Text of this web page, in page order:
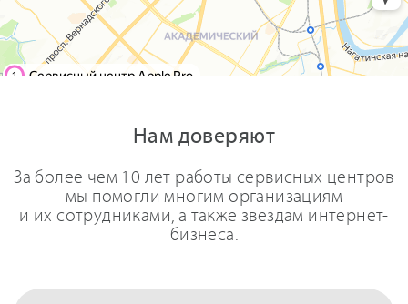
Нам доверяют
За более чем 10 лет работы сервисных центров
мы помогли многим организациям
и их сотрудниками, а также звездам интернет-
бизнеса.